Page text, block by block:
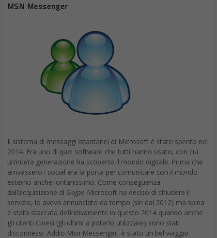
MSN Messenger
Il sistema di messaggi istantanei di Microsoft è stato spento nel
2014. Era uno di quei software che tutti hanno usato, con cui
un’intera generazione ha scoperto il mondo digitale. Prima che
arrivassero i social era la porta per comunicare con il mondo
esterno anche lontanissimo. Come conseguenza
dall’acquisizione di Skype Microsoft ha deciso di chiudere il
servizio, lo aveva annunciato da tempo (sin dal 2012) ma spina
è stata staccata definitivamente in questo 2014 quando anche
gli utenti Cinesi (gli ultimi a poterlo utilizzare) sono stati
disconnessi. Addio Msn Messenger, è stato un bel viaggio.